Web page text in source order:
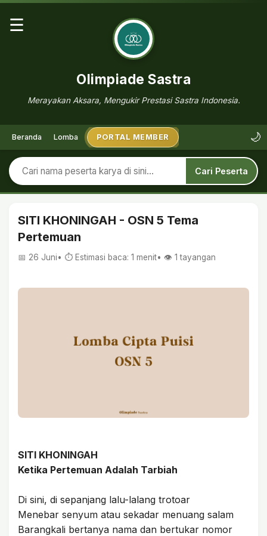
☰
Olimpiade Sastra
Merayakan Aksara, Mengukir Prestasi Sastra Indonesia.
Beranda Lomba PORTAL MEMBER 🌙
Cari Peserta
SITI KHONINGAH - OSN 5 Tema
Pertemuan
📅 26 Juni• ⏱ Estimasi baca: 1 menit• 👁️ 1 tayangan
SITI KHONINGAH
Ketika Pertemuan Adalah Tarbiah
Di sini, di sepanjang lalu-lalang trotoar
Menebar senyum atau sekadar menuang salam
Barangkali bertanya nama dan bertukar nomor